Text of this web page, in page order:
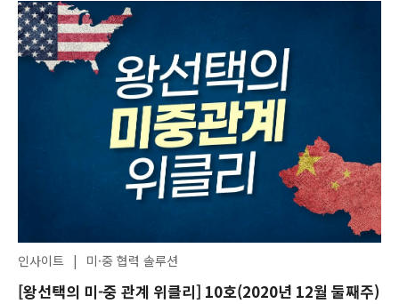
인사이트 | 미·중 협력 솔루션
[왕선택의 미-중 관계 위클리] 10호(2020년 12월 둘째주)